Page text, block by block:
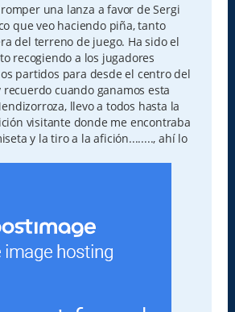
una lanza a favor de Sergi
que veo haciendo piña, tanto
del terreno de juego. Ha sido el
recogiendo a los jugadores
partidos para desde el centro del
cuando ganamos esta
llevo a todos hasta la
visitante donde me encontraba
y la tiro a la afición........, ahí lo